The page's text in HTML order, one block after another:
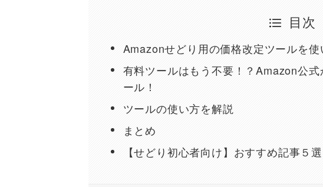
目次
Amazonせどり用の価格改定ツールを使
有料ツールはもう不要！？Amazon公
ール！
ツールの使い方を解説
まとめ
【せどり初心者向け】おすすめ記事５選